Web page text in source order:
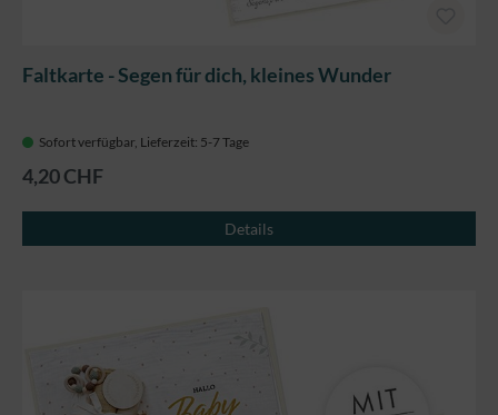
Faltkarte - Segen für dich, kleines Wunder
Sofort verfügbar, Lieferzeit: 5-7 Tage
4,20 CHF
Details